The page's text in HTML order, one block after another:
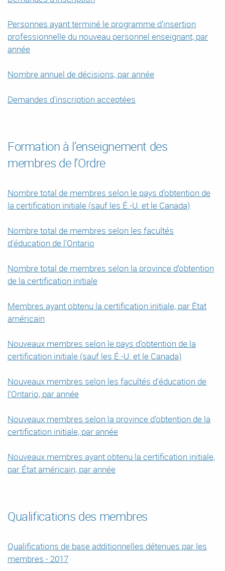
Personnes ayant terminé le programme d'insertion
professionnelle du nouveau personnel enseignant, par
année
Nombre annuel de décisions, par année
Demandes d'inscription acceptées
Formation à l’enseignement des
membres de l’Ordre
Nombre total de membres selon le pays d’obtention de
la certification initiale (sauf les É.-U. et le Canada)
Nombre total de membres selon les facultés
d'éducation de l'Ontario
Nombre total de membres selon la province d’obtention
de la certification initiale
Membres ayant obtenu la certification initiale, par État
américain
Nouveaux membres selon le pays d’obtention de la
certification initiale (sauf les É.-U. et le Canada)
Nouveaux membres selon les facultés d'éducation de
l'Ontario, par année
Nouveaux membres selon la province d'obtention de la
certification initiale, par année
Nouveaux membres ayant obtenu la certification initiale,
par État américain, par année
Qualifications des membres
Qualifications de base additionnelles détenues par les
membres - 2017